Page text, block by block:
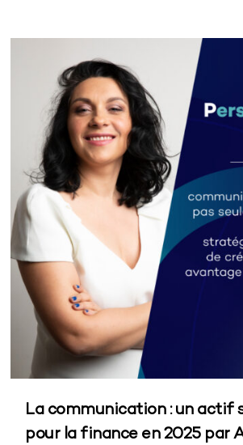
La communication : un actif
pour la finance en 2025 par